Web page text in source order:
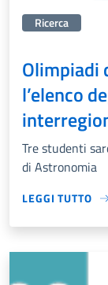
Categorie
Ricerca
Olimpiadi
l’elenco
Tre studenti
di Astronomia
LEGGI TUTTO